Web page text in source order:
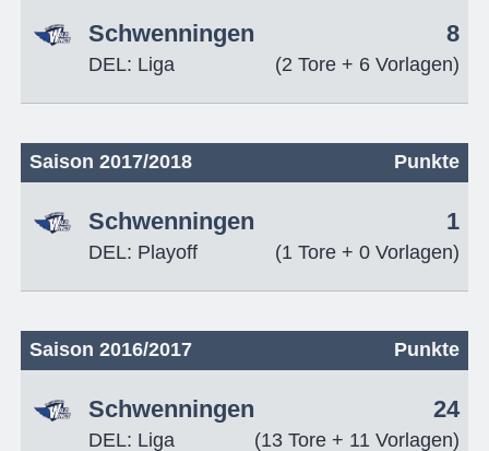
Schwenningen
DEL: Liga
8
(2 Tore + 6 Vorlagen)
Saison 2017/2018 Punkte
Schwenningen
DEL: Playoff
1
(1 Tore + 0 Vorlagen)
Saison 2016/2017 Punkte
Schwenningen
DEL: Liga
24
(13 Tore + 11 Vorlagen)